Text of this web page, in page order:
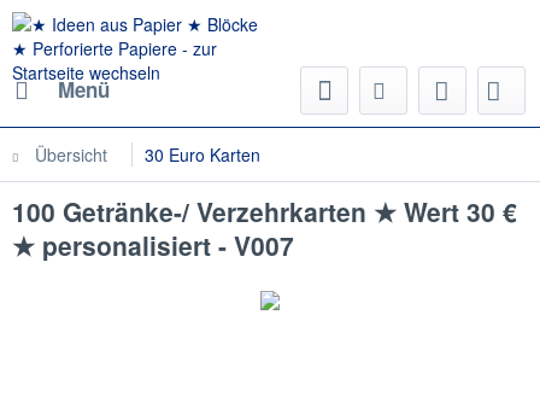
Menü
Übersicht 30 Euro Karten
100 Getränke-/ Verzehrkarten ★ Wert 30 €
★ personalisiert - V007